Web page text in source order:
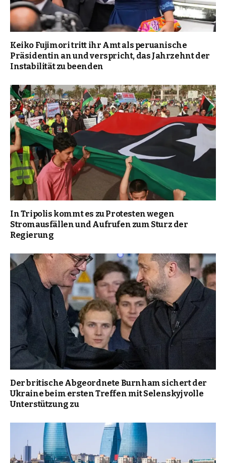
Keiko Fujimori tritt ihr Amt als peruanische
Präsidentin an und verspricht, das Jahrzehnt der
Instabilität zu beenden
In Tripolis kommt es zu Protesten wegen
Stromausfällen und Aufrufen zum Sturz der
Regierung
Der britische Abgeordnete Burnham sichert der
Ukraine beim ersten Treffen mit Selenskyj volle
Unterstützung zu